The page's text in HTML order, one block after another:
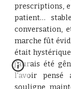
prescriptions,
patient…
conversation,
marche fût
était
j'aurais été
l'avoir pensé
souligne